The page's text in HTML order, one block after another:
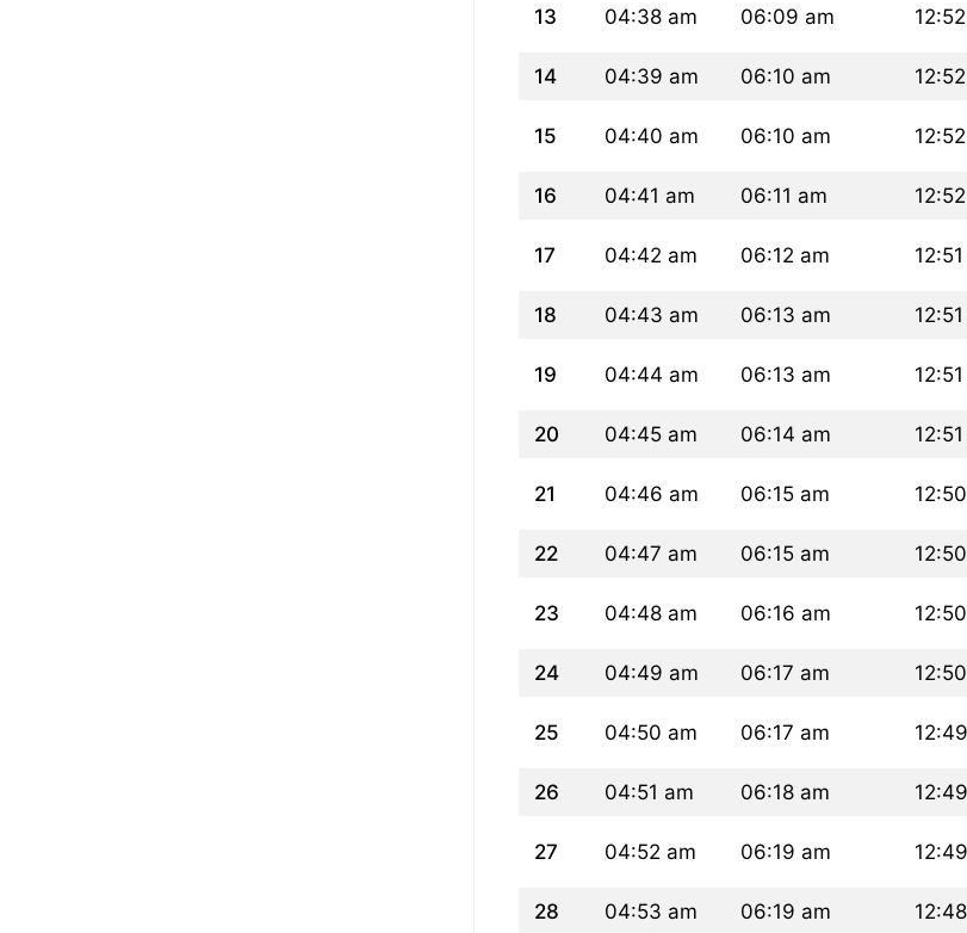
13 04:38 am 06:09 am
14 04:39 am 06:10 am
15 04:40 am 06:10 am
16 04:41 am 06:11 am
17 04:42 am 06:12 am
18 04:43 am 06:13 am
19 04:44 am 06:13 am
20 04:45 am 06:14 am
21 04:46 am 06:15 am
22 04:47 am 06:15 am
23 04:48 am 06:16 am
24 04:49 am 06:17 am
25 04:50 am 06:17 am
26 04:51 am 06:18 am
27 04:52 am 06:19 am
28 04:53 am 06:19 am